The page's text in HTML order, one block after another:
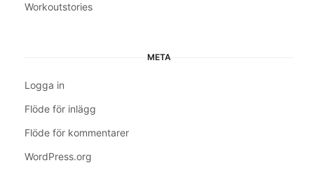
Workoutstories
META
Logga in
Flöde för inlägg
Flöde för kommentarer
WordPress.org